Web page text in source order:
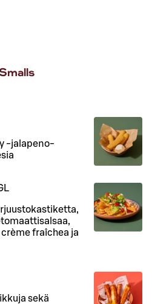
-jalapeno-
L
fraîchea ja
sekä